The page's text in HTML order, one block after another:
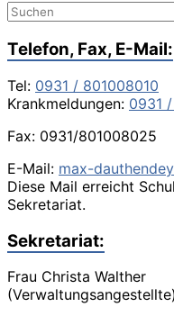
Telefon, Fax, E-Mail:
Tel: 0931 / 801008010
Krankmeldungen: 0931
Fax: 0931/801008025
E-Mail: max-
Diese Mail erreicht
Sekretariat.
Sekretariat:
Frau Christa Walther
(Verwaltungsangestellte)